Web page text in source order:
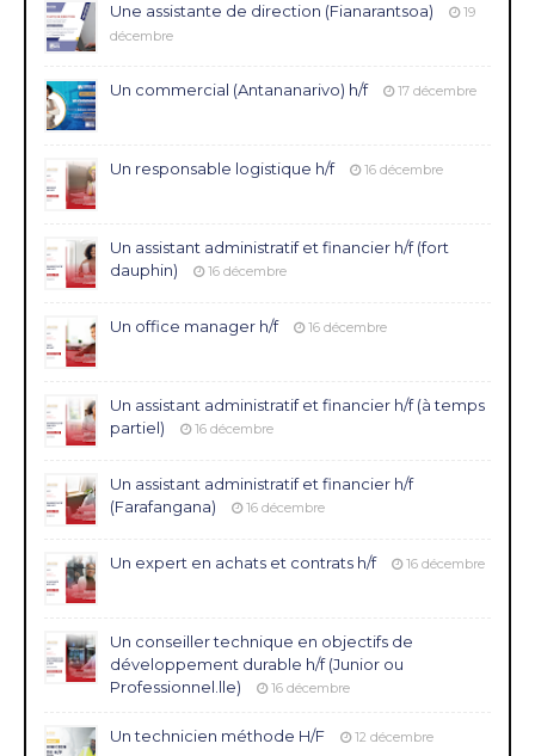
Une assistante de direction (Fianarantsoa)
19
décembre
Un commercial (Antananarivo) h/f 17 décembre
Un responsable logistique h/f 16 décembre
Un assistant administratif et financier h/f (fort
dauphin)
16 décembre
Un office manager h/f 16 décembre
Un assistant administratif et financier h/f (à temps
partiel)
16 décembre
Un assistant administratif et financier h/f
(Farafangana)
16 décembre
Un expert en achats et contrats h/f 16 décembre
Un conseiller technique en objectifs de
développement durable h/f (Junior ou
Professionnel.lle)
16 décembre
Un technicien méthode H/F 12 décembre